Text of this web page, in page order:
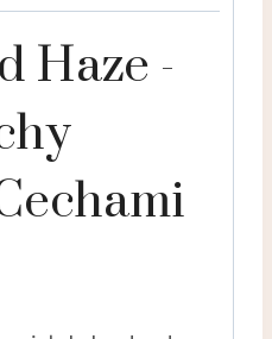
Haze -